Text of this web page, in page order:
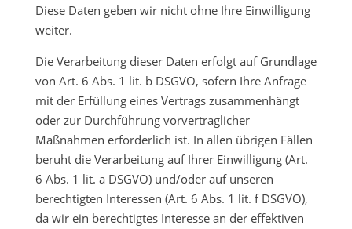
Diese Daten geben wir nicht ohne Ihre Einwilligung
weiter.
Die Verarbeitung dieser Daten erfolgt auf Grundlage
von Art. 6 Abs. 1 lit. b DSGVO, sofern Ihre Anfrage
mit der Erfüllung eines Vertrags zusammenhängt
oder zur Durchführung vorvertraglicher
Maßnahmen erforderlich ist. In allen übrigen Fällen
beruht die Verarbeitung auf Ihrer Einwilligung (Art.
6 Abs. 1 lit. a DSGVO) und/oder auf unseren
berechtigten Interessen (Art. 6 Abs. 1 lit. f DSGVO),
da wir ein berechtigtes Interesse an der effektiven